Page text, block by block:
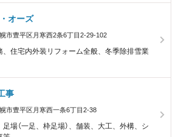
オーズ
市豊平区月寒西2条6丁目2-29-102
、住宅内外装リフォーム全般、冬季除排雪業
事
市豊平区月寒西一条6丁目2-38
場（一足、枠足場）、舗装、大工、外構、シ